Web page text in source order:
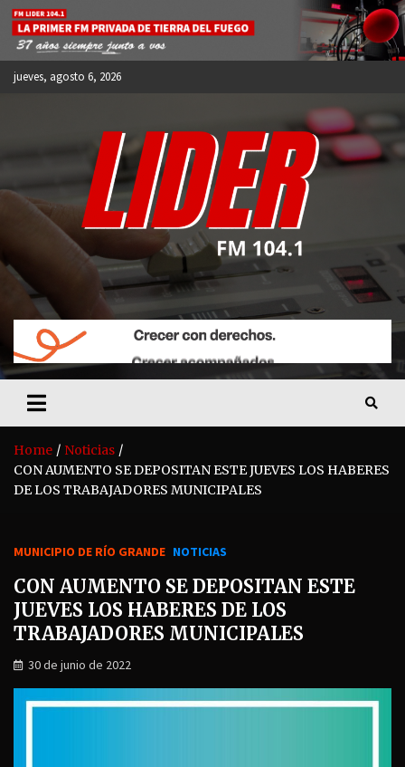
Skip
content
jueves, agosto 6, 2026
FM LIDER 104.1
Home
Noticias
CON AUMENTO SE DEPOSITAN ESTE JUEVES LOS HABERES
DE LOS TRABAJADORES MUNICIPALES
MUNICIPIO DE RÍO GRANDE NOTICIAS
CON AUMENTO SE DEPOSITAN ESTE
JUEVES LOS HABERES DE LOS
TRABAJADORES MUNICIPALES
30 de junio de 2022